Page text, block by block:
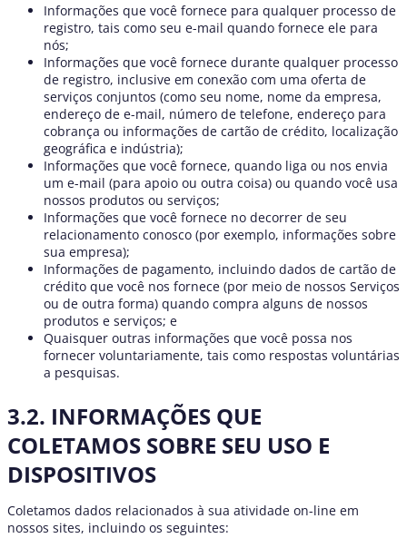
Informações que você fornece para qualquer processo de
registro, tais como seu e-mail quando fornece ele para
nós;
Informações que você fornece durante qualquer processo
de registro, inclusive em conexão com uma oferta de
serviços conjuntos (como seu nome, nome da empresa,
endereço de e-mail, número de telefone, endereço para
cobrança ou informações de cartão de crédito, localização
geográfica e indústria);
Informações que você fornece, quando liga ou nos envia
um e-mail (para apoio ou outra coisa) ou quando você usa
nossos produtos ou serviços;
Informações que você fornece no decorrer de seu
relacionamento conosco (por exemplo, informações sobre
sua empresa);
Informações de pagamento, incluindo dados de cartão de
crédito que você nos fornece (por meio de nossos Serviços
ou de outra forma) quando compra alguns de nossos
produtos e serviços; e
Quaisquer outras informações que você possa nos
fornecer voluntariamente, tais como respostas voluntárias
a pesquisas.
3.2. INFORMAÇÕES QUE
COLETAMOS SOBRE SEU USO E
DISPOSITIVOS
Coletamos dados relacionados à sua atividade on-line em
nossos sites, incluindo os seguintes: